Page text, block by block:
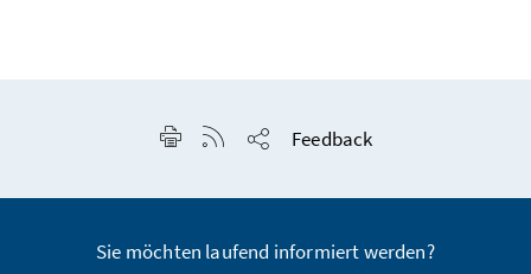
Seite drucken
RSS-Feed anzeigen
Feedback
Sie möchten laufend informiert werden?